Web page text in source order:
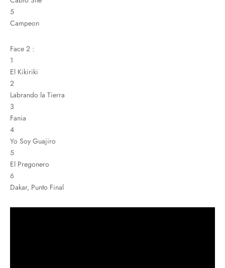
5
Campeon
Face 2 :
1
El Kikiriki
2
Labrando la Tierra
3
Fania
4
Yo Soy Guajiro
5
El Pregonero
6
Dakar, Punto Final